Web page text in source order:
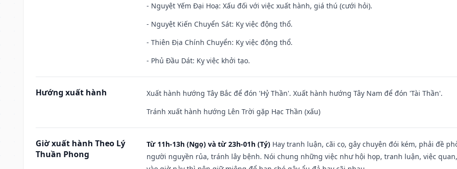
- Nguyệt Yếm Đại Hoạ: Xấu đối với việc xuất hành, giá thú (cưới hỏi).
- Nguyệt Kiến Chuyển Sát: Kỵ việc động thổ.
- Thiên Địa Chính Chuyển: Kỵ việc động thổ.
- Phủ Đầu Dát: Kỵ việc khởi tạo.
Hướng xuất hành
Xuất hành hướng Tây Bắc để đón 'Hỷ Thần'. Xuất hành hướng Tây Nam để đón 'Tài Thần'.
Tránh xuất hành hướng Lên Trời gặp Hạc Thần (xấu)
Giờ xuất hành Theo Lý
Thuần Phong
Từ 11h-13h (Ngọ) và từ 23h-01h (Tý) Hay tranh luận, cãi cọ, gây chuyện đói kém, phải đề
người nguyền rủa, tránh lây bệnh. Nói chung những việc như hội họp, tranh luận, việc